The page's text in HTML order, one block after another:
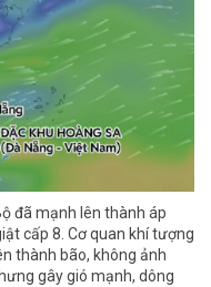
đã mạnh lên thành áp
cấp 8. Cơ quan khí tượng
thành bão, không ảnh
gây gió mạnh, dông